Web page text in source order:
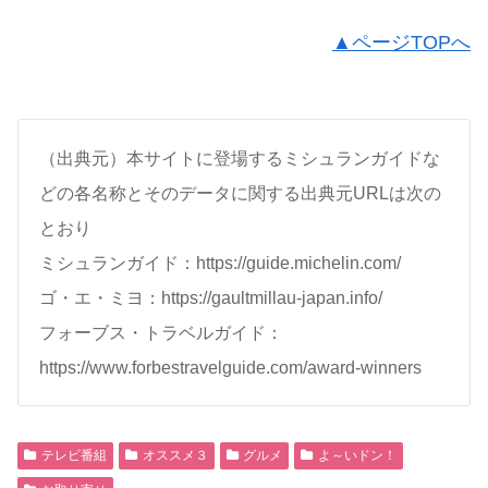
▲ページTOPへ
（出典元）本サイトに登場するミシュランガイドな
どの各名称とそのデータに関する出典元URLは次の
とおり
ミシュランガイド：https://guide.michelin.com/
ゴ・エ・ミヨ：https://gaultmillau-japan.info/
フォーブス・トラベルガイド：
https://www.forbestravelguide.com/award-winners
テレビ番組 オススメ３ グルメ よ～いドン！